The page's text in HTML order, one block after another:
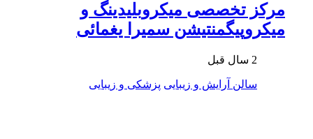
مرکز تخصصی میکروبلیدینگ و
میکروپیگمنتیشن سمیرا یغمائی
2 سال قبل
سالن آرایش و زیبایی پزشکی و زیبایی